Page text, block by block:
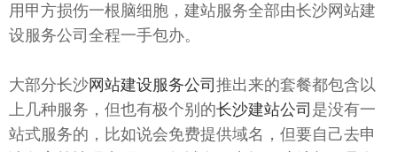
用甲方损伤一根脑细胞，建站服务全部由长沙网站建
设服务公司全程一手包办。
大部分长沙网站建设服务公司 推出来的套餐都包含以
上几种服务，但也有极个别的长沙建站公司 是没有一
站式服务的，比如说会免费提供域名，但要自己去申